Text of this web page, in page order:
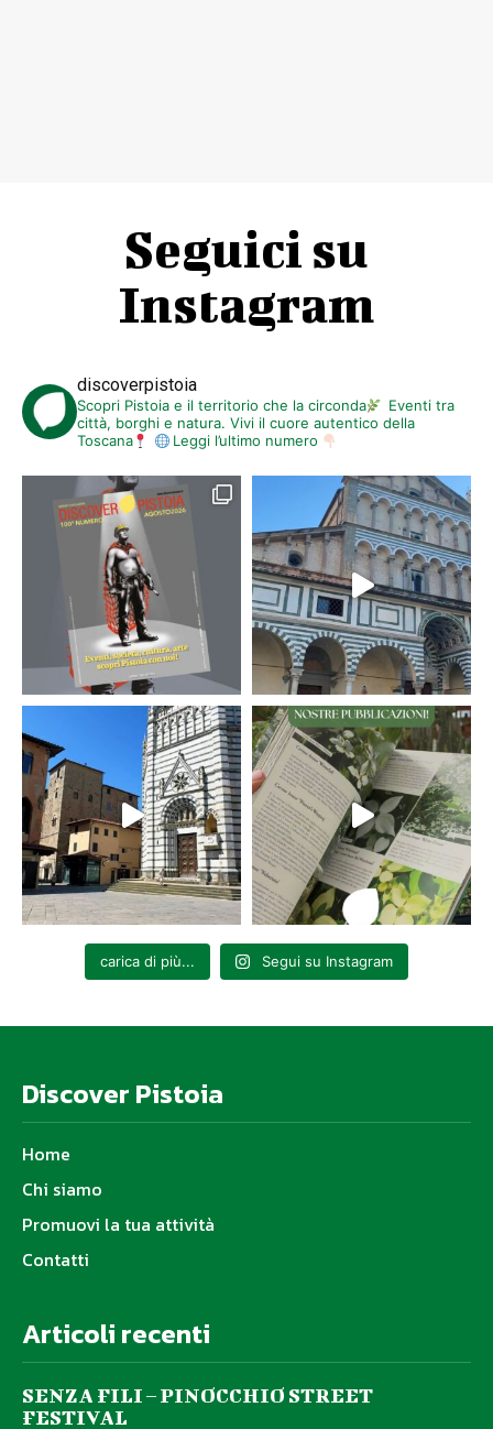
Seguici su
Instagram
discoverpistoia
Scopri Pistoia e il territorio che la circonda
Eventi tra
città, borghi e natura. Vivi il cuore autentico della
Toscana
Leggi l’ultimo numero
carica di più... Segui su Instagram
Discover Pistoia
Home
Chi siamo
Promuovi la tua attività
Contatti
Articoli recenti
SENZA FILI – PINOCCHIO STREET
FESTIVAL